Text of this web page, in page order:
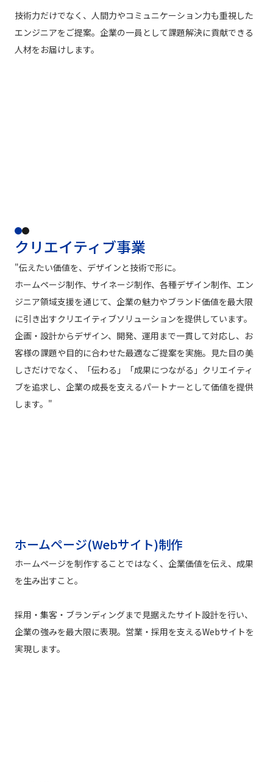
技術力だけでなく、人間力やコミュニケーション力も重視した
エンジニアをご提案。企業の一員として課題解決に貢献できる
人材をお届けします。
クリエイティブ事業
"伝えたい価値を、デザインと技術で形に。
ホームページ制作、サイネージ制作、各種デザイン制作、エン
ジニア領域支援を通じて、企業の魅力やブランド価値を最大限
に引き出すクリエイティブソリューションを提供しています。
企画・設計からデザイン、開発、運用まで一貫して対応し、お
客様の課題や目的に合わせた最適なご提案を実施。見た目の美
しさだけでなく、「伝わる」「成果につながる」クリエイティ
ブを追求し、企業の成長を支えるパートナーとして価値を提供
します。"
ホームページ(Webサイト)制作
ホームページを制作することではなく、企業価値を伝え、成果
を生み出すこと。
採用・集客・ブランディングまで見据えたサイト設計を行い、
企業の強みを最大限に表現。営業・採用を支えるWebサイトを
実現します。